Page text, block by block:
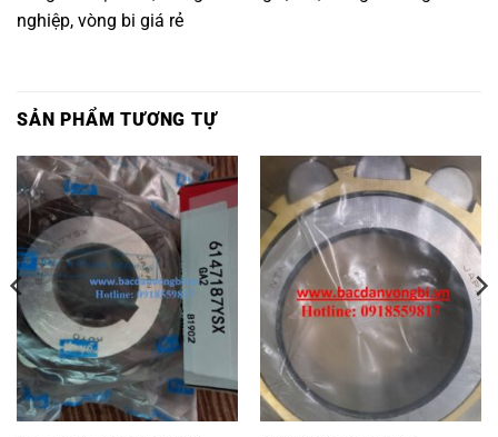
nghiệp, vòng bi giá rẻ
SẢN PHẨM TƯƠNG TỰ